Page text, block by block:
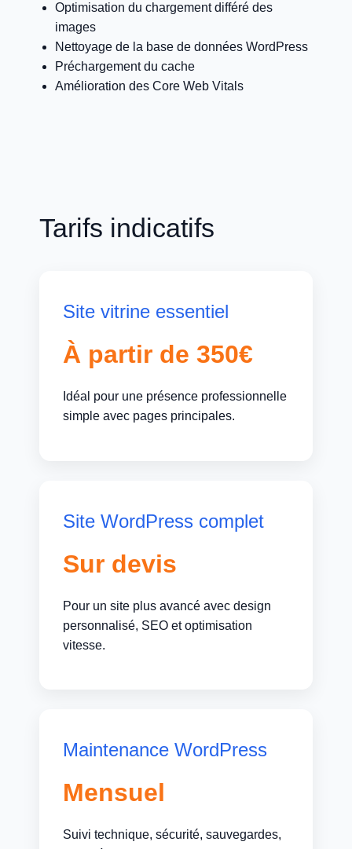
Optimisation du chargement différé des
images
Nettoyage de la base de données WordPress
Préchargement du cache
Amélioration des Core Web Vitals
Tarifs indicatifs
Site vitrine essentiel
À partir de 350€
Idéal pour une présence professionnelle
simple avec pages principales.
Site WordPress complet
Sur devis
Pour un site plus avancé avec design
personnalisé, SEO et optimisation
vitesse.
Maintenance WordPress
Mensuel
Suivi technique, sécurité, sauvegardes,